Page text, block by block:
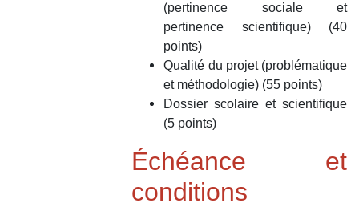
(pertinence sociale et
pertinence scientifique) (40
points)
Qualité du projet (problématique
et méthodologie) (55 points)
Dossier scolaire et scientifique
(5 points)
Échéance et
conditions